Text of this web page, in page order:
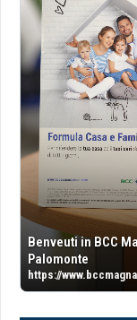
Benveuti in BCC
Palomonte
https://